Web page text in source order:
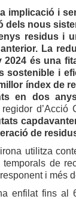
implicació i
dels nous
residus i
La
és una
sostenible i
índex de
en dos
d’Acció
de
utilitza
de
i més
enfilat fins